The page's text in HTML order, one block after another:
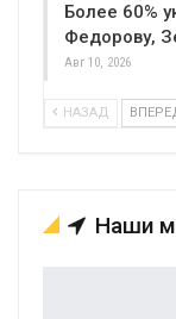
Более 60%
Федорову,
Авг 10, 2026
НАЗАД
Наши